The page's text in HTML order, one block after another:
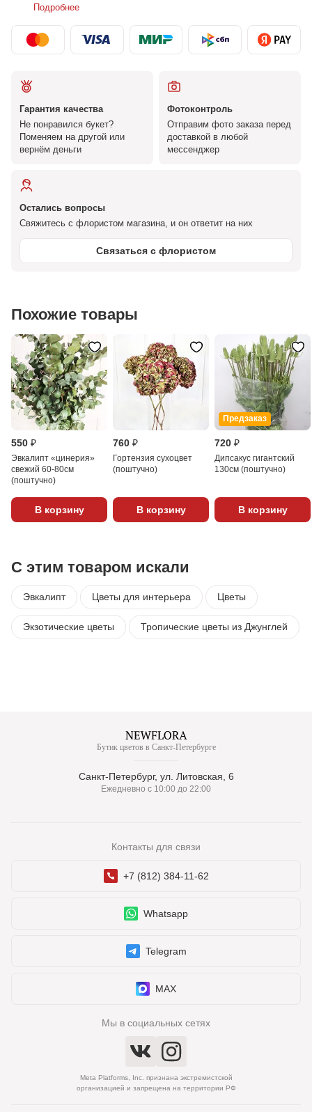
Подробнее
Гарантия качества
Не понравился букет?
Поменяем на другой или
вернём деньги
Фотоконтроль
Отправим фото заказа перед
доставкой в любой
мессенджер
Остались вопросы
Свяжитесь с флористом магазина, и он ответит на них
Связаться с флористом
Похожие товары
550 ₽
Эвкалипт «цинерия»
свежий 60-80см
(поштучно)
В корзину
760 ₽
Гортензия сухоцвет
(поштучно)
В корзину
Предзаказ
720 ₽
Дипсакус гигантский
130см (поштучно)
В корзину
С этим товаром искали
Эвкалипт Цветы для интерьера Цветы
Экзотические цветы Тропические цветы из Джунглей
Бутик цветов в Санкт-Петербурге
Санкт-Петербург, ул. Литовская, 6
Ежедневно с 10:00 до 22:00
Контакты для связи
+7 (812) 384-11-62
Whatsapp
Telegram
MAX
Мы в социальных сетях
Meta Platforms, Inc. признана экстремистской
организацией и запрещена на территории РФ